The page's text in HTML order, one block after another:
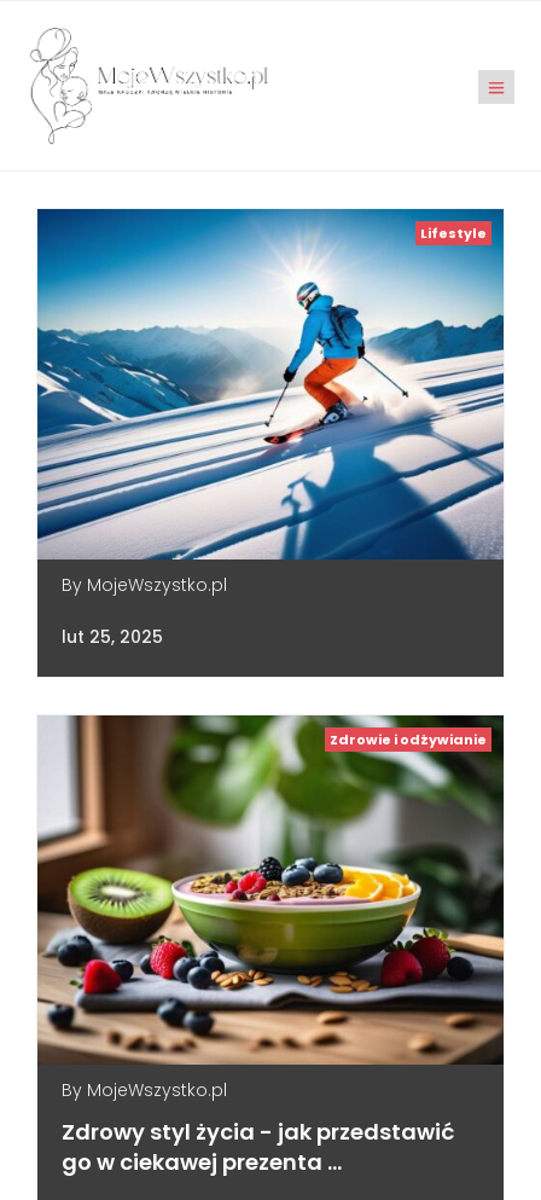
Lifestyle
By MojeWszystko.pl
lut 25, 2025
Zdrowie i odżywianie
By MojeWszystko.pl
Zdrowy styl życia - jak przedstawić
go w ciekawej prezenta …